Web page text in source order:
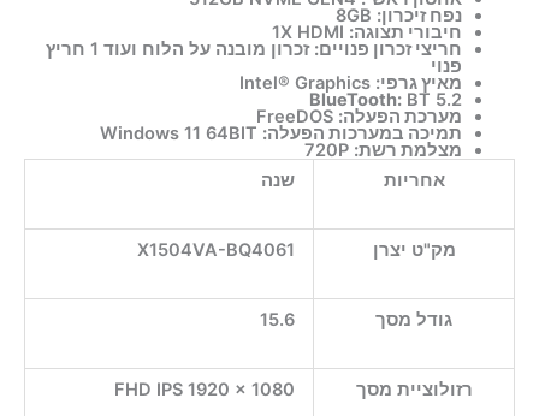
נפח זיכרון:
חיבורי תצוגה:
חריצי זכרון פנויים: זכרון מובנה על הלוח ועוד 1 חריץ
פנוי
מאיץ גרפי:
BlueTooth: BT 5.2
מערכת הפעלה:
תמיכה במערכות הפעלה:
מצלמת רשת:
אחריות
שנה
מק"ט יצרן X1504VA-BQ4061
גודל מסך 15.6
רזולוציית מסך FHD IPS 1920 x 1080